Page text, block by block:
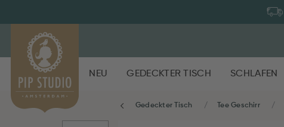
NEU GEDECKTER TISCH SCHLAFEN
Gedeckter Tisch Tee Geschirr